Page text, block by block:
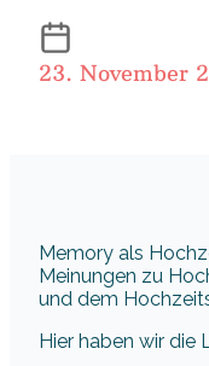
23. November
Memory als
Meinungen zu
und dem
Hier haben wir die